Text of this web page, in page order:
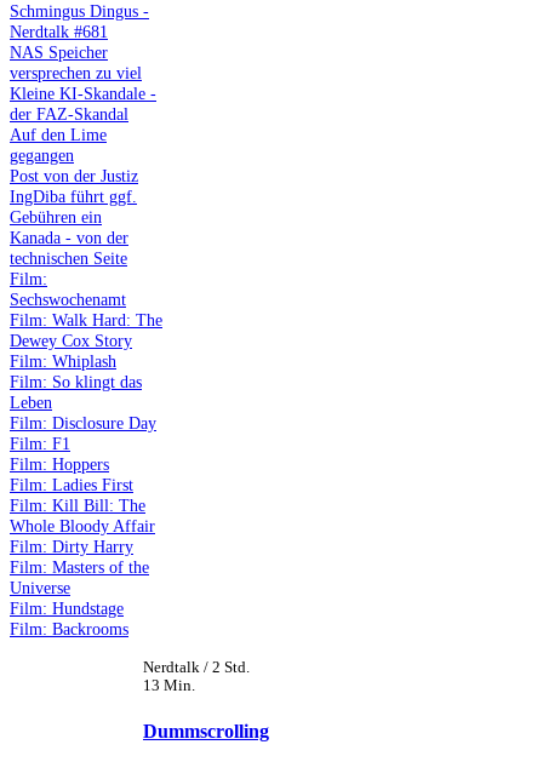
Schmingus Dingus -
Nerdtalk #681
NAS Speicher
versprechen zu viel
Kleine KI-Skandale -
der FAZ-Skandal
Auf den Lime
gegangen
Post von der Justiz
IngDiba führt ggf.
Gebühren ein
Kanada - von der
technischen Seite
Film:
Sechswochenamt
Film: Walk Hard: The
Dewey Cox Story
Film: Whiplash
Film: So klingt das
Leben
Film: Disclosure Day
Film: F1
Film: Hoppers
Film: Ladies First
Film: Kill Bill: The
Whole Bloody Affair
Film: Dirty Harry
Film: Masters of the
Universe
Film: Hundstage
Film: Backrooms
Nerdtalk / 2 Std.
13 Min.
Dummscrolling